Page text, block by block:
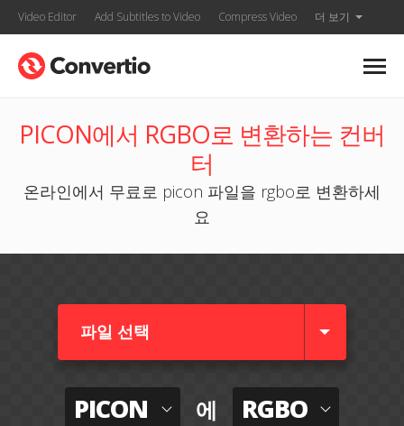
Video Editor Add Subtitles to Video Compress Video 더 보기
PICON에서 RGBO로 변환하는 컨버
터
온라인에서 무료로 picon 파일을 rgbo로 변환하세
요
파일 선택
PICON 에 RGBO